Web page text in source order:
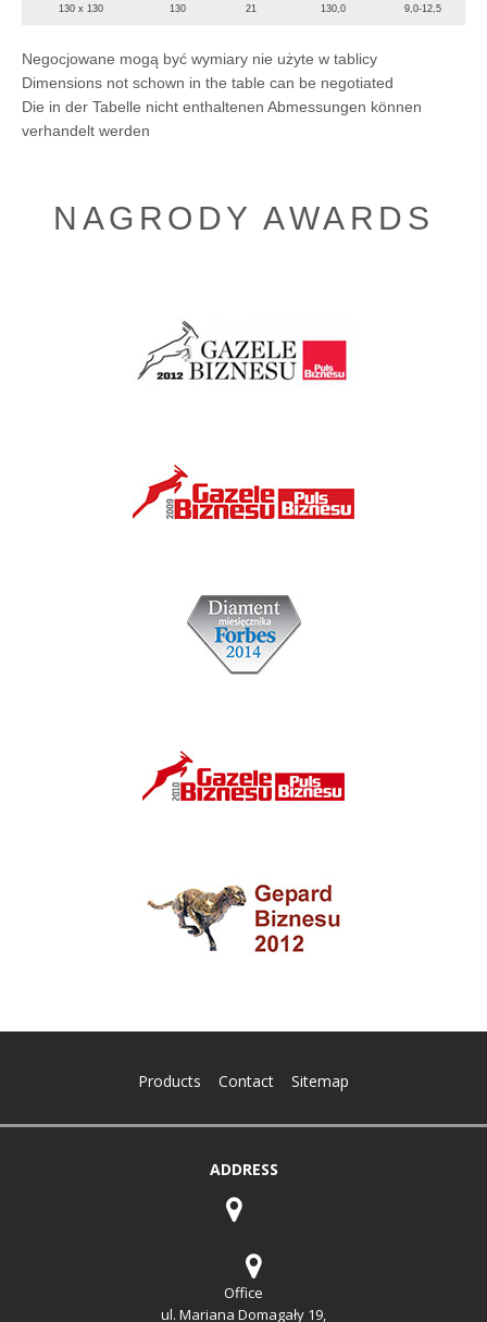
130 x 130 130 21 130,0 9,0-12,5
Negocjowane mogą być wymiary nie użyte w tablicy
Dimensions not schown in the table can be negotiated
Die in der Tabelle nicht enthaltenen Abmessungen können
verhandelt werden
NAGRODY AWARDS
Products Contact Sitemap
ADDRESS
Office
ul. Mariana Domagały 19,